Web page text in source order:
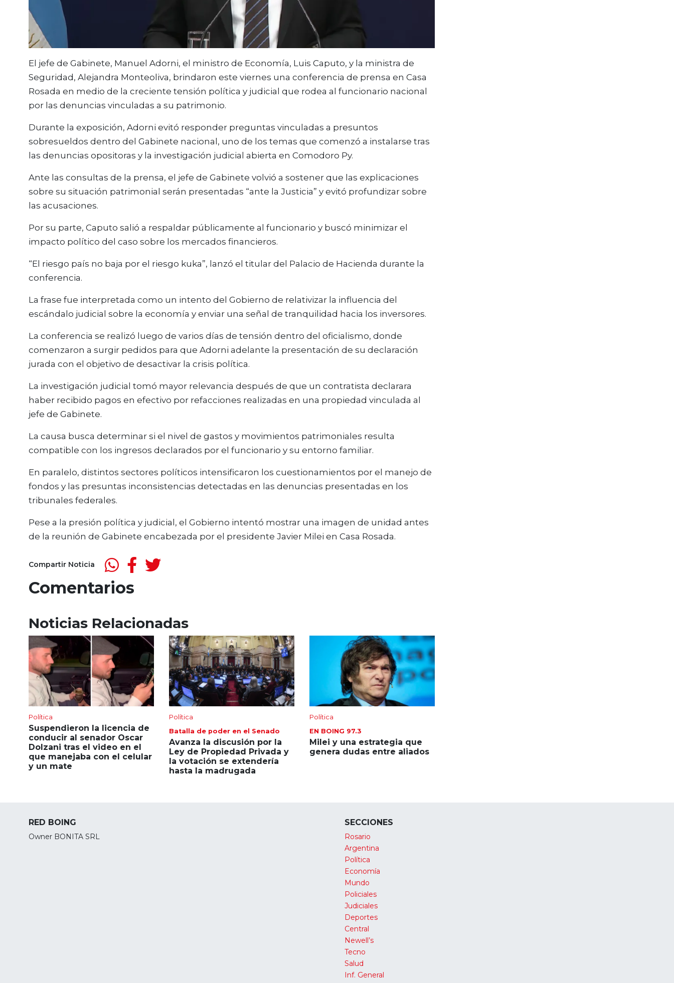
El jefe de Gabinete, Manuel Adorni, el ministro de Economía, Luis Caputo, y la ministra de
Seguridad, Alejandra Monteoliva, brindaron este viernes una conferencia de prensa en Casa
Rosada en medio de la creciente tensión política y judicial que rodea al funcionario nacional
por las denuncias vinculadas a su patrimonio.
Durante la exposición, Adorni evitó responder preguntas vinculadas a presuntos
sobresueldos dentro del Gabinete nacional, uno de los temas que comenzó a instalarse tras
las denuncias opositoras y la investigación judicial abierta en Comodoro Py.
Ante las consultas de la prensa, el jefe de Gabinete volvió a sostener que las explicaciones
sobre su situación patrimonial serán presentadas “ante la Justicia” y evitó profundizar sobre
las acusaciones.
Por su parte, Caputo salió a respaldar públicamente al funcionario y buscó minimizar el
impacto político del caso sobre los mercados financieros.
“El riesgo país no baja por el riesgo kuka”, lanzó el titular del Palacio de Hacienda durante la
conferencia.
La frase fue interpretada como un intento del Gobierno de relativizar la influencia del
escándalo judicial sobre la economía y enviar una señal de tranquilidad hacia los inversores.
La conferencia se realizó luego de varios días de tensión dentro del oficialismo, donde
comenzaron a surgir pedidos para que Adorni adelante la presentación de su declaración
jurada con el objetivo de desactivar la crisis política.
La investigación judicial tomó mayor relevancia después de que un contratista declarara
haber recibido pagos en efectivo por refacciones realizadas en una propiedad vinculada al
jefe de Gabinete.
La causa busca determinar si el nivel de gastos y movimientos patrimoniales resulta
compatible con los ingresos declarados por el funcionario y su entorno familiar.
En paralelo, distintos sectores políticos intensificaron los cuestionamientos por el manejo de
fondos y las presuntas inconsistencias detectadas en las denuncias presentadas en los
tribunales federales.
Pese a la presión política y judicial, el Gobierno intentó mostrar una imagen de unidad antes
de la reunión de Gabinete encabezada por el presidente Javier Milei en Casa Rosada.
Compartir Noticia
Comentarios
Noticias Relacionadas
Política
Suspendieron la licencia de
conducir al senador Oscar
Dolzani tras el video en el
que manejaba con el celular
y un mate
Política
Batalla de poder en el Senado
Avanza la discusión por la
Ley de Propiedad Privada y
la votación se extendería
hasta la madrugada
Política
EN BOING 97.3
Milei y una estrategia que
genera dudas entre aliados
RED BOING
Owner BONITA SRL
SECCIONES
Rosario
Argentina
Política
Economía
Mundo
Policiales
Judiciales
Deportes
Central
Newell’s
Tecno
Salud
Inf. General